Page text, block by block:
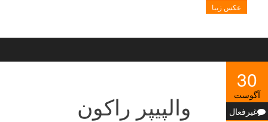
عکس زیبا
30
آگوست
غیرفعال
والپیپر راکون